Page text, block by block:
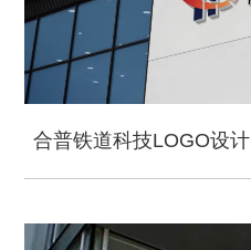
合普铁道科技LOGO设计